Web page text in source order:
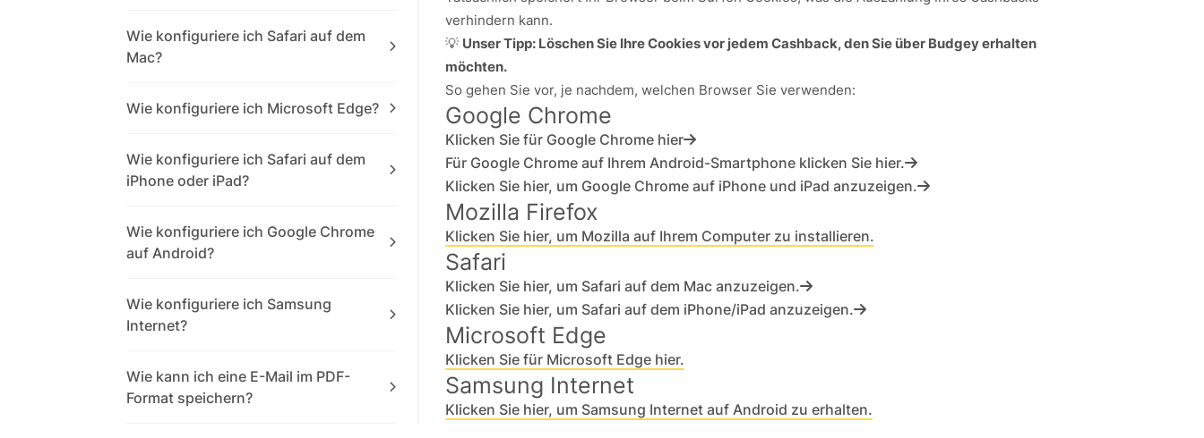
Wie konfiguriere ich Safari auf dem
Mac?
Wie konfiguriere ich Microsoft Edge?
Wie konfiguriere ich Safari auf dem
iPhone oder iPad?
Wie konfiguriere ich Google Chrome
auf Android?
Wie konfiguriere ich Samsung
Internet?
Wie kann ich eine E-Mail im PDF-
Format speichern?
verhindern kann.
💡 Unser Tipp: Löschen Sie Ihre Cookies vor jedem Cashback, den Sie über Budgey erhalten
möchten.
So gehen Sie vor, je nachdem, welchen Browser Sie verwenden:
Google Chrome
Klicken Sie für Google Chrome hier
Für Google Chrome auf Ihrem Android-Smartphone klicken Sie hier.
Klicken Sie hier, um Google Chrome auf iPhone und iPad anzuzeigen.
Mozilla Firefox
Klicken Sie hier, um Mozilla auf Ihrem Computer zu installieren.
Safari
Klicken Sie hier, um Safari auf dem Mac anzuzeigen.
Klicken Sie hier, um Safari auf dem iPhone/iPad anzuzeigen.
Microsoft Edge
Klicken Sie für Microsoft Edge hier.
Samsung Internet
Klicken Sie hier, um Samsung Internet auf Android zu erhalten.